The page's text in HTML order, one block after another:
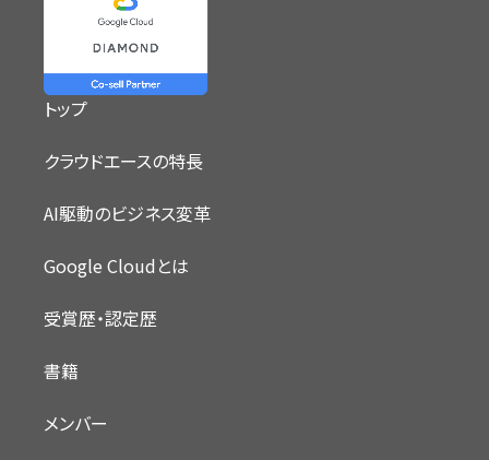
トップ
クラウドエースの特長
AI駆動のビジネス変革
Google Cloudとは
受賞歴・認定歴
書籍
メンバー